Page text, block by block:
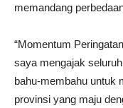
memandang
“Momentum
saya mengajak
bahu-membahu untuk
provinsi yang maju